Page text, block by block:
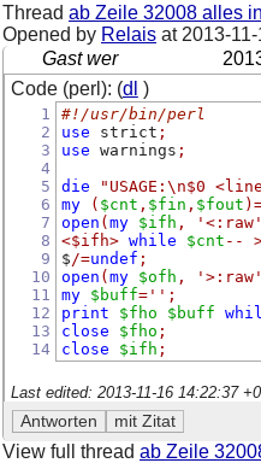
Thread ab Zeile 32008 alles
Opened by Relais at 2013-
Gast wer
Code (perl): (dl )
1
2
3
4
5
6
7
8
9
10
11
12
13
14
#!/usr/bin/perl
use strict ;
use warnings ;
die
"USAGE:\n$0
my
( $cnt , $fin , $fout
open ( my $ifh , '<:raw'
<$ifh> while $cnt --
$ /=undef ;
open ( my $ofh , '>:raw'
my
$buff='' ;
print
$fho $buff
close
$fho ;
close
$ifh ;
Last edited: 2013-11-16 14:22:37
View full thread ab Zeile